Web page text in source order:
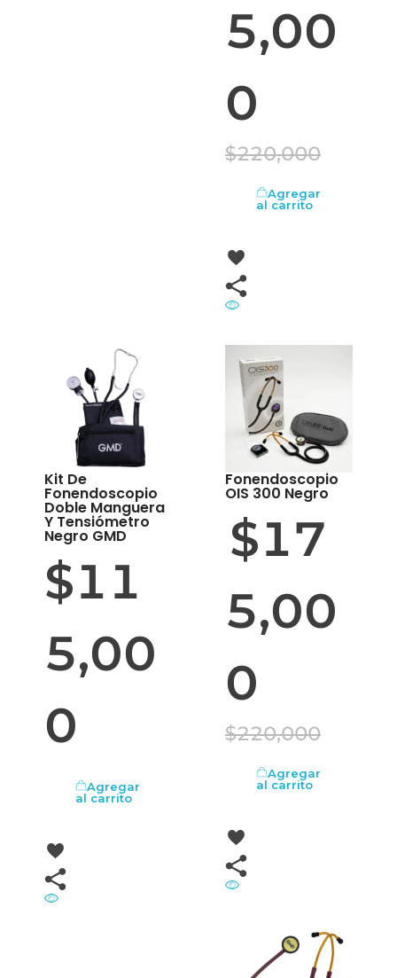
5,00
0
$220,000
Agregar
al carrito
Kit De
Fonendoscopio
Doble Manguera
Y Tensiómetro
Negro GMD
$11
5,00
0
Agregar
al carrito
OFERTA
Fonendoscopio
OIS 300 Negro
$17
5,00
0
$220,000
Agregar
al carrito
OFERTA